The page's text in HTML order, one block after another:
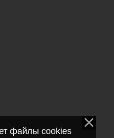
файлы cookies